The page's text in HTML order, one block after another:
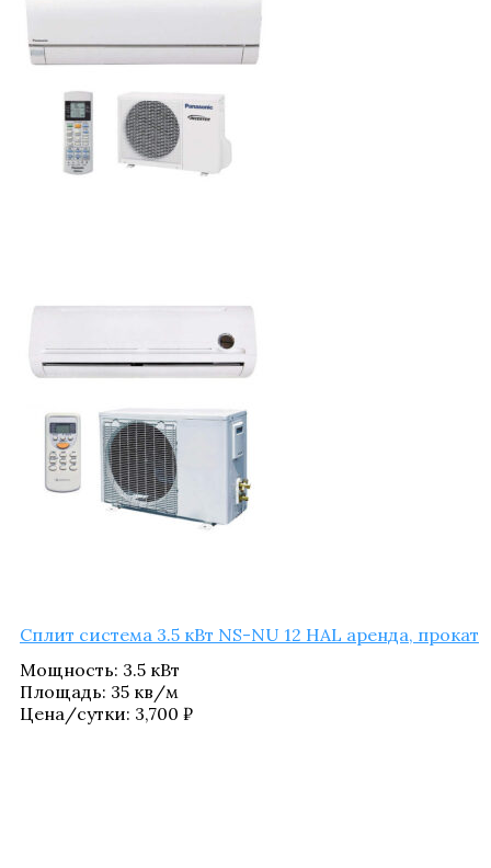
Сплит систе­ма 3.5 кВт NS-NU 12 HAL арен­да, прокат
Мощ­ность: 3.5 кВт
Пло­щадь: 35 кв/​м
Цена/​сутки: 3,700 ₽